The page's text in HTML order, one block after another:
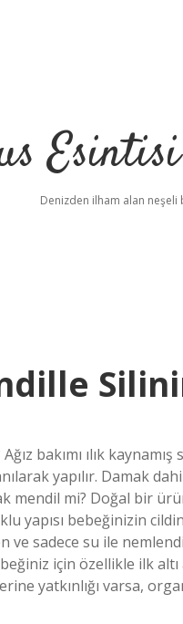
Denizden ilham alan neşeli
bakımı ılık kaynamış
yapılır. Damak
mendil mi? Doğal bir
yapısı bebeğinizin
ve sadece su ile
için özellikle ilk altı
yatkınlığı varsa,